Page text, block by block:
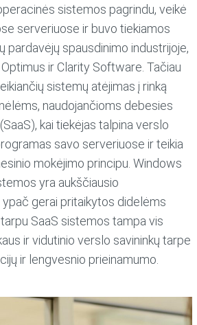
sistemos pagrindu, veikė
serveriuose ir buvo tiekiamos
pardavėjų spausdinimo industrijoje,
ir Clarity Software. Tačiau
sistemų atėjimas į rinką
naudojančioms debesies
kai tiekėjas talpina verslo
savo serveriuose ir teikia
mokėjimo principu. Windows
yra aukščiausio
gerai pritaikytos didelėms
SaaS sistemos tampa vis
ir vidutinio verslo savininkų tarpe
ir lengvesnio prieinamumo.